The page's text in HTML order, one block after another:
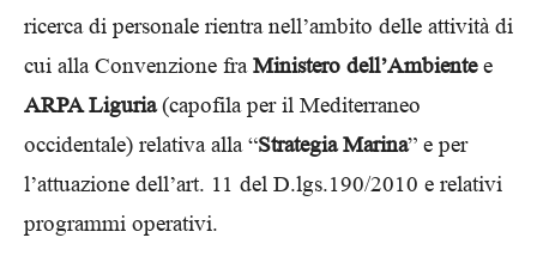
ricerca di personale rientra nell’ambito delle attività di
cui alla Convenzione fraMinistero dell’Ambientee
ARPA Liguria(capofila per il Mediterraneo
occidentale) relativa alla “Strategia Marina” e per
l’attuazione dell’art. 11 del D.lgs.190/2010 e relativi
programmi operativi.